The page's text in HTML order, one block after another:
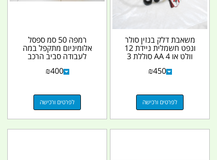
משאבת דלק בנזין סולר
ונפט חשמלית ניידת 12
וולט או AA 4 סוללת 3
₪450
לפרטים ורכישה
רמפה 50 סמ ספסל
אלומיניום מתקפל במה
לעבודה סביב הרכב
150...
₪400
לפרטים ורכישה